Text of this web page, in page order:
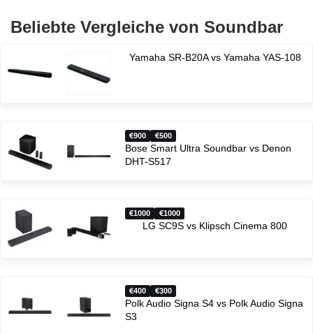
Beliebte Vergleiche von Soundbar
Yamaha SR-B20A vs Yamaha YAS-108
900 500
Bose Smart Ultra Soundbar vs Denon
DHT-S517
1000 1000
LG SC9S vs Klipsch Cinema 800
400 300
Polk Audio Signa S4 vs Polk Audio Signa
S3